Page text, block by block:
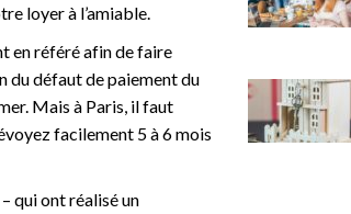
loyer à l’amiable.
en référé afin de faire
du défaut de paiement du
Mais à Paris, il faut
facilement 5 à 6 mois
qui ont réalisé un